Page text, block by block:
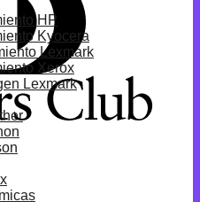
HP
Kyocera
Lexmark
Xerox
Lexmark